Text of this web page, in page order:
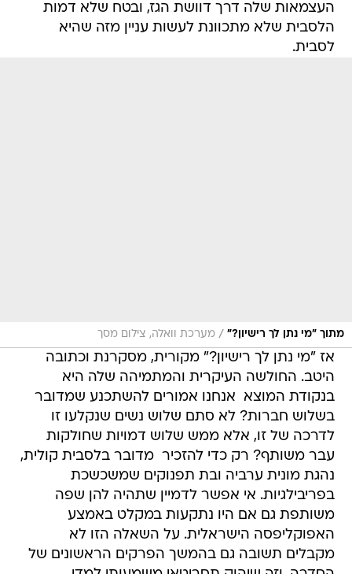
העצמאות שלה דרך דוושת הגז, ובטח שלא דמות
הלסבית שלא מתכוונת לעשות עניין מזה שהיא
לסבית.
מתוך "מי נתן לך רישיון?" / מערכת וואלה, צילום מסך
אז "מי נתן לך רישיון?" מקורית, מסקרנת וכתובה
היטב. החולשה העיקרית והמתמיהה שלה היא
בנקודת המוצא  אנחנו אמורים להשתכנע שמדובר
בשלוש חברות? לא סתם שלוש נשים שנקלעו זו
לדרכה של זו, אלא ממש שלוש דמויות שחולקות
עבר משותף? רק כדי להזכיר  מדובר בלסבית קולית,
נהגת מונית ערביה ובת תפנוקים שמשכשכת
בפריבילגיות. אי אפשר לדמיין שתהיה להן שפה
משותפת גם אם היו נתקעות במקלט באמצע
האפוקליפסה הישראלית. על השאלה הזו לא
מקבלים תשובה גם בהמשך הפרקים הראשונים של